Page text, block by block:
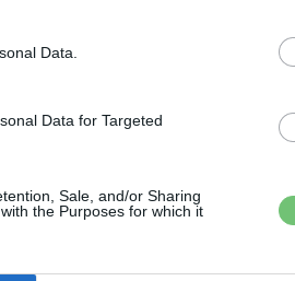
Data.
Data for Targeted
Sale, and/or Sharing
the Purposes for which it
ID.3 Pro S-ben, míg a
gyorstöltő
képes feltölteni 170
a töltési ciklust
akkumulátort is
el a VW, hogy mikor kezdi
ez az időpont 2023